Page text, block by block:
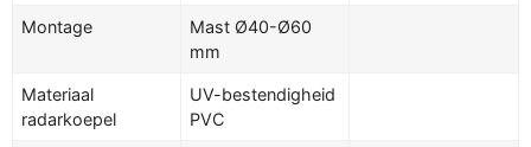
Montage
Mast Ø40-Ø60
mm
Materiaal
radarkoepel
UV-bestendigheid
PVC